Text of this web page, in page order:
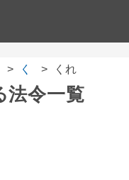
く くれ
法令一覧